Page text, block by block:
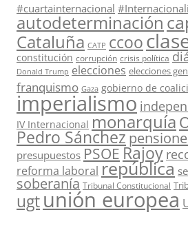
#cuartainternacional
autodeterminación
Cataluña CATP ccoo
constitución corrupción crisis política
Donald Trump elecciones elecciones
franquismo Gaza gobierno de
imperialismo
IV Internacional monarquía
Pedro Sánchez
presupuestos PSOERajoy
reforma laboral república
soberanía Tribunal Constitucional
ugtunión europea